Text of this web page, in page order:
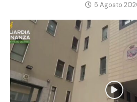
5 Agosto